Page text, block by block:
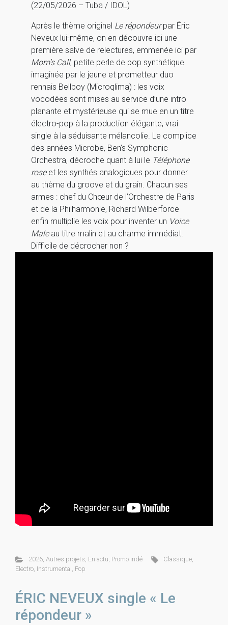
(22/05/2026 – Tuba / IDOL)
Après le thème originel Le répondeurpar Éric
Neveux lui-même, on en découvre ici une
première salve de relectures, emmenée ici par
Mom’s Call, petite perle de pop synthétique
imaginée par le jeune et prometteur duo
rennais Bellboy (Microqlima) : les voix
vocodées sont mises au service d’une intro
planante et mystérieuse qui se mue en un titre
électro-pop à la production élégante, vrai
single à la séduisante mélancolie. Le complice
des années Microbe, Ben’s Symphonic
Orchestra, décroche quant à lui le Téléphone
roseet les synthés analogiques pour donner
au thème du groove et du grain. Chacun ses
armes : chef du Chœur de l’Orchestre de Paris
et de la Philharmonie, Richard Wilberforce
enfin multiplie les voix pour inventer un Voice
Maleau titre malin et au charme immédiat.
Difficile de décrocher non ?
2026, Autres projets, En actu, Promo indé Classique,
Electro, Instrumental , Pop
ÉRIC NEVEUX single « Le
répondeur »